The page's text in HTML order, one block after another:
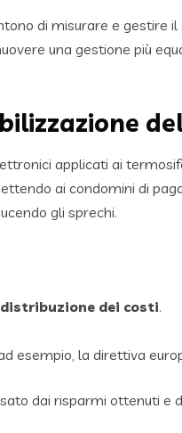
di misurare e gestire
una gestione più
applicati ai
ai condomini di
gli sprechi.
dei costi.
esempio, la direttiva
dai risparmi ottenuti e